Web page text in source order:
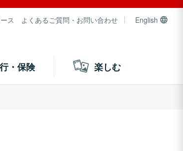
ス よくあるご質問・お問い合わせ English
・保険 楽しむ